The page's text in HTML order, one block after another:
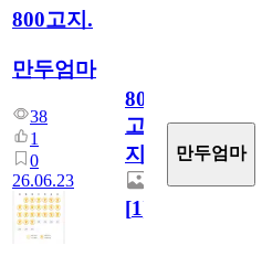
800고지.
만두엄마
38
1
0
26.06.23
800
고
지.
[1]
만두엄마